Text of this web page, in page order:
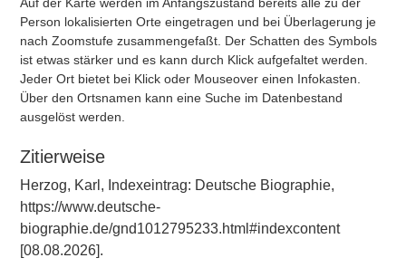
Person lokalisierten Orte eingetragen und bei Überlagerung je
nach Zoomstufe zusammengefaßt. Der Schatten des Symbols
ist etwas stärker und es kann durch Klick aufgefaltet werden.
Jeder Ort bietet bei Klick oder Mouseover einen Infokasten.
Über den Ortsnamen kann eine Suche im Datenbestand
ausgelöst werden.
Zitierweise
Herzog, Karl, Indexeintrag: Deutsche Biographie,
https://www.deutsche-
biographie.de/gnd1012795233.html#indexcontent
[08.08.2026].